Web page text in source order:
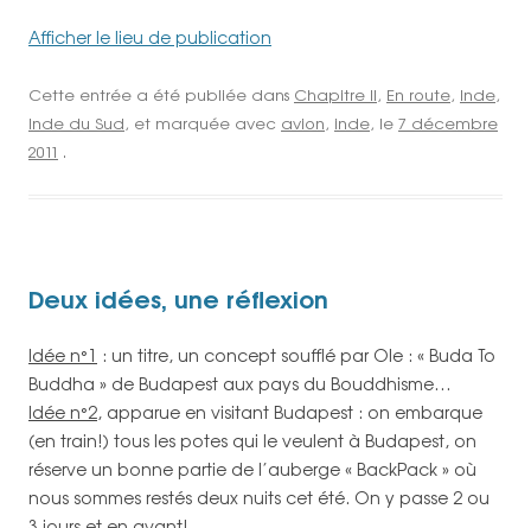
Afficher le lieu de publication
Cette entrée a été publiée dans Chapitre II, En route, Inde,
Inde du Sud, et marquée avec avion, inde, le 7 décembre
2011 .
Deux idées, une réflexion
Idée n°1 : un titre, un concept soufflé par Ole : « Buda To
Buddha » de Budapest aux pays du Bouddhisme…
Idée n°2, apparue en visitant Budapest : on embarque
(en train!) tous les potes qui le veulent à Budapest, on
réserve un bonne partie de l’auberge « BackPack » où
nous sommes restés deux nuits cet été. On y passe 2 ou